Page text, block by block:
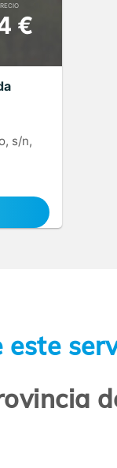
€
s/n,
este